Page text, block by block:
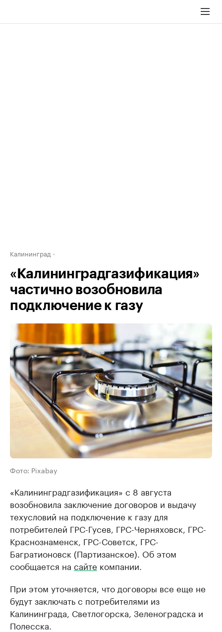
Калининград
«Калининградгазификация»
частично возобновила
подключение к газу
Фото: Pixabay
«Калининградгазификация» с 8 августа
возобновила заключение договоров и выдачу
техусловий на подключение к газу для
потребителей ГРС-Гусев, ГРС-Черняховск, ГРС-
Краснознаменск, ГРС-Советск, ГРС-
Багратионовск (Партизанское). Об этом
сообщается на сайте компании.
При этом уточняется, что договоры все еще не
будут заключать с потребителями из
Калининграда, Светлогорска, Зеленоградска и
Полесска.